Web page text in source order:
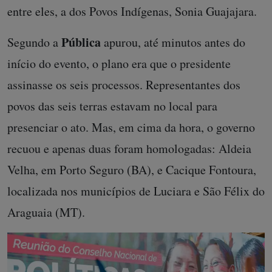
entre eles, a dos Povos Indígenas, Sonia Guajajara.
Segundo aPública apurou, até minutos antes do
início do evento, o plano era que o presidente
assinasse os seis processos. Representantes dos
povos das seis terras estavam no local para
presenciar o ato. Mas, em cima da hora, o governo
recuou e apenas duas foram homologadas: Aldeia
Velha, em Porto Seguro (BA), e Cacique Fontoura,
localizada nos municípios de Luciara e São Félix do
Araguaia (MT).